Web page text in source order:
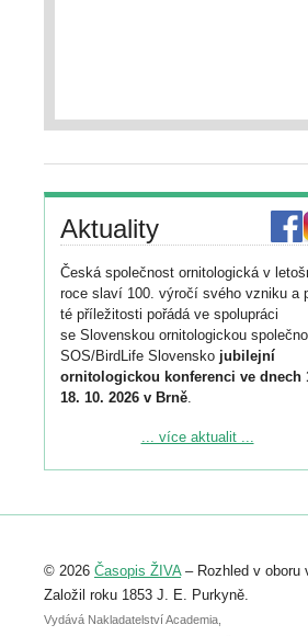
Aktuality
Česká společnost ornitologická v
roce slaví 100. výročí svého vzniku a
té příležitosti pořádá ve spolupráci
se Slovenskou ornitologickou
SOS/BirdLife Slovensko jubilejní
ornitologickou konferenci ve dnech
18. 10. 2026 v Brně.
Podrobnější informace ke konferenci
Registrovat se můžete do 6. září.
abstraktu přihlášené přednášky nebo
posteru je už 30. června.
... více aktualit ...
© 2026 Časopis ŽIVA– Rozhled v oboru
Založil roku 1853 J. E. Purkyně.
Vydává Nakladatelství Academia,